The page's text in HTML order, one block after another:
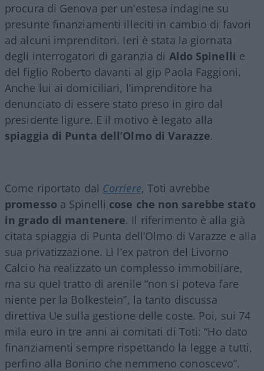
procura di Genova per un’estesa indagine su
presunte finanziamenti illeciti in cambio di favori
ad alcuni imprenditori. Ieri è stata la giornata
degli interrogatori di garanzia di Aldo Spinelli e
del figlio Roberto davanti al gip Paola Faggioni.
Anche lui ai domiciliari, l’imprenditore ha
denunciato di essere stato preso in giro dal
presidente ligure. E il motivo è legato alla
spiaggia di Punta dell’Olmo di Varazze.
Come riportato dal Corriere, Toti avrebbe
promesso a Spinelli cose che non sarebbe stato
in grado di mantenere. Il riferimento è alla già
citata spiaggia di Punta dell’Olmo di Varazze e alla
sua privatizzazione. Lì l’ex patron del Livorno
Calcio ha realizzato un complesso immobiliare,
ma su quel tratto di arenile “non si poteva fare
niente per la Bolkestein”, la tanto discussa
direttiva Ue sulla gestione delle coste. Poi, sui 74
mila euro in tre anni ai comitati di Toti: “Ho dato
finanziamenti sempre rispettando la legge a tutti,
perfino alla Bonino che nemmeno conoscevo”.